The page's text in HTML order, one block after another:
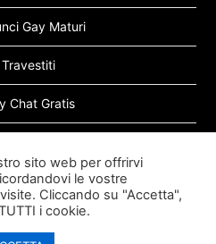
Gay Maturi
Travestiti
Chat Gratis
Daddy Gay
sito web per offrirvi
le vostre
Cliccando su "Accetta",
i cookie.